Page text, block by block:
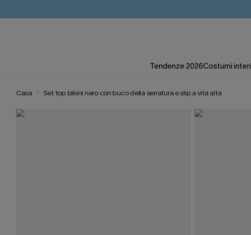
Tendenze 2026Costumi interi
Casa Set top bikini nero con buco della serratura e slip a vita alta